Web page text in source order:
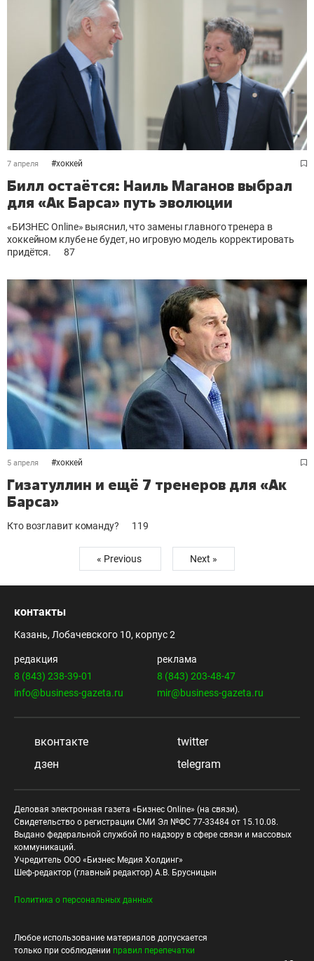
7 апреля #хоккей
Билл остаётся: Наиль Маганов выбрал
для «Ак Барса» путь эволюции
«БИЗНЕС Online» выяснил, что замены главного тренера в
хоккейном клубе не будет, но игровую модель корректировать
придётся.
87
5 апреля #хоккей
Гизатуллин и ещё 7 тренеров для «Ак
Барса»
Кто возглавит команду? 119
« Previous Next »
контакты
Казань, Лобачевского 10, корпус 2
редакция
8 (843) 238-39-01
info@business-gazeta.ru
реклама
8 (843) 203-48-47
mir@business-gazeta.ru
вконтакте
twitter
дзен
telegram
Деловая электронная газета «Бизнес Online» (на связи).
Свидетельство о регистрации СМИ Эл №ФС 77-33484 от 15.10.08.
Выдано федеральной службой по надзору в сфере связи и массовых
коммуникаций.
Учредитель ООО «Бизнес Медия Холдинг»
Шеф-редактор (главный редактор) А.В. Брусницын
Политика о персональных данных
Любое использование материалов допускается
только при соблюдении правил перепечатки